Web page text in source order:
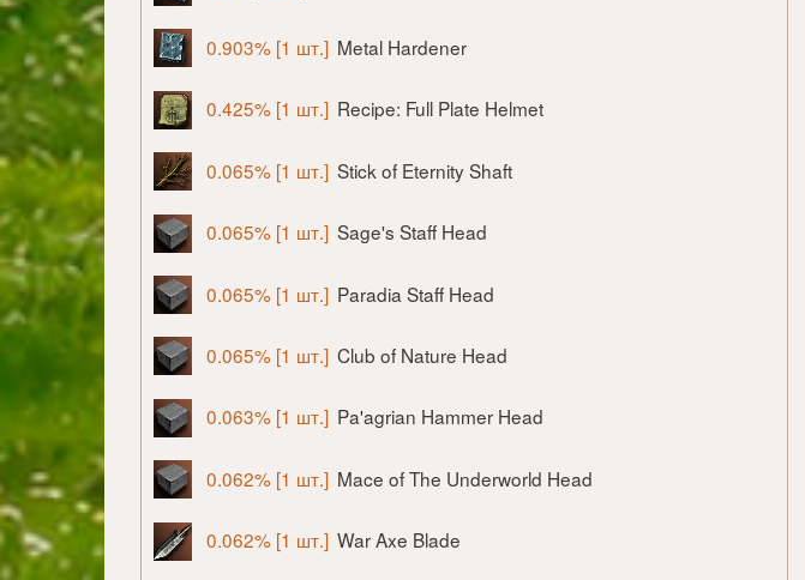
0.903% [1 шт.] Metal Hardener
0.425% [1 шт.] Recipe: Full Plate Helmet
0.065% [1 шт.] Stick of Eternity Shaft
0.065% [1 шт.] Sage's Staff Head
0.065% [1 шт.] Paradia Staff Head
0.065% [1 шт.] Club of Nature Head
0.063% [1 шт.] Pa'agrian Hammer Head
0.062% [1 шт.] Mace of The Underworld Head
0.062% [1 шт.] War Axe Blade